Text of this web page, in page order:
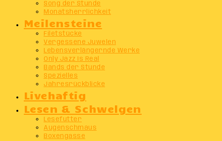
Song der Stunde
Monatsherrlichkeit
Meilensteine
Filetstücke
Vergessene Juwelen
Lebensverlängernde Werke
Only Jazz Is Real
Bands der Stunde
Spezielles
Jahresrückblicke
Livehaftig
Lesen & Schwelgen
Lesefutter
Augenschmaus
Boxengasse